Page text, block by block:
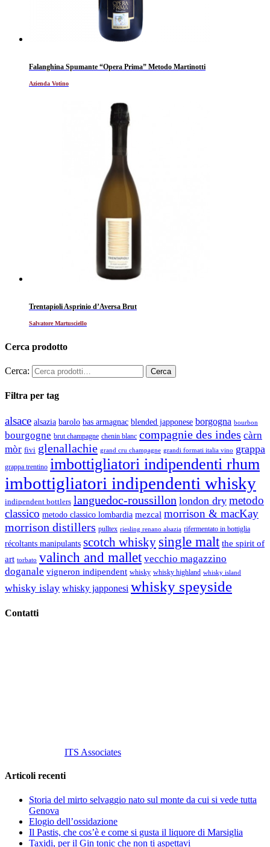
Falanghina Spumante “Opera Prima” Metodo Martinotti
Azienda Votino
Trentapioli Asprinio d’Aversa Brut
Salvatore Martusciello
Cerca prodotto
Cerca:
Filtra per tag
alsace alsazia barolo bas armagnac blended japponese borgogna bourbon
bourgogne brut champagne chenin blanc compagnie des indes càrn
mòr fivi glenallachie grand cru champagne grandi formati italia vino grappa
grappa trentino imbottigliatori indipendenti rhum
imbottigliatori indipendenti whisky
indipendent bottlers languedoc-roussillon london dry metodo
classico metodo classico lombardia mezcal morrison & macKay
morrison distillers pulltex riesling renano alsazia rifermentato in bottiglia
récoltants manipulants scotch whisky single malt the spirit of
art torbato valinch and mallet vecchio magazzino
doganale vigneron indipendent whisky whisky highland whisky island
whisky islay whisky japponesi whisky speyside
Contatti
ITS Associates
Articoli recenti
Storia del mirto selvaggio nato sul monte da cui si vede tutta
Genova
Elogio dell’ossidazione
Il Pastis, che cos’è e come si gusta il liquore di Marsiglia
Taxidi, per il Gin tonic che non ti aspettavi